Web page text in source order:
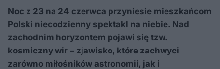
Noc z 23 na 24 czerwca przyniesie mieszkańcom
Polski niecodzienny spektakl na niebie. Nad
zachodnim horyzontem pojawi się tzw.
kosmiczny wir – zjawisko, które zachwyci
zarówno miłośników astronomii, jak i